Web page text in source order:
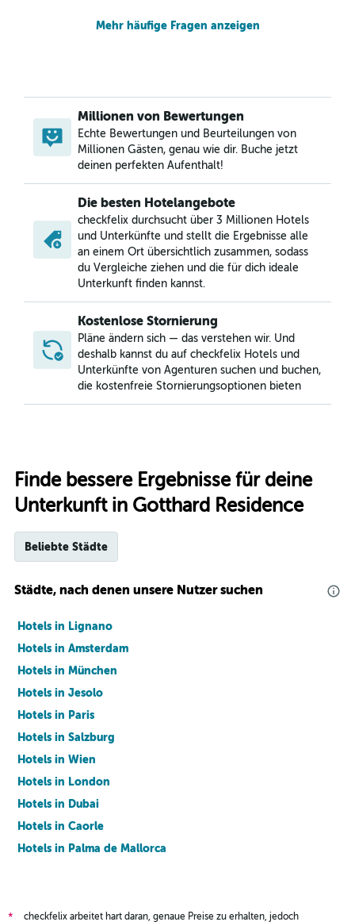
Mehr häufige Fragen anzeigen
Millionen von Bewertungen
Echte Bewertungen und Beurteilungen von
Millionen Gästen, genau wie dir. Buche jetzt
deinen perfekten Aufenthalt!
Die besten Hotelangebote
checkfelix durchsucht über 3 Millionen Hotels
und Unterkünfte und stellt die Ergebnisse alle
an einem Ort übersichtlich zusammen, sodass
du Vergleiche ziehen und die für dich ideale
Unterkunft finden kannst.
Kostenlose Stornierung
Pläne ändern sich — das verstehen wir. Und
deshalb kannst du auf checkfelix Hotels und
Unterkünfte von Agenturen suchen und buchen,
die kostenfreie Stornierungsoptionen bieten
Finde bessere Ergebnisse für deine
Unterkunft in Gotthard Residence
Beliebte Städte
Städte, nach denen unsere Nutzer suchen
Hotels in Lignano
Hotels in Amsterdam
Hotels in München
Hotels in Jesolo
Hotels in Paris
Hotels in Salzburg
Hotels in Wien
Hotels in London
Hotels in Dubai
Hotels in Caorle
Hotels in Palma de Mallorca
* checkfelix arbeitet hart daran, genaue Preise zu erhalten, jedoch